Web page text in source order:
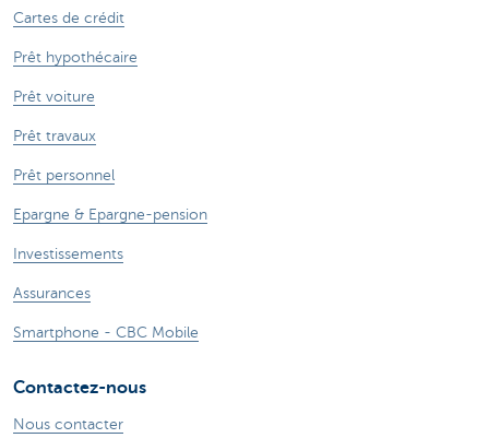
Cartes de crédit
Prêt hypothécaire
Prêt voiture
Prêt travaux
Prêt personnel
Epargne & Epargne-pension
Investissements
Assurances
Smartphone - CBC Mobile
Contactez-nous
Nous contacter